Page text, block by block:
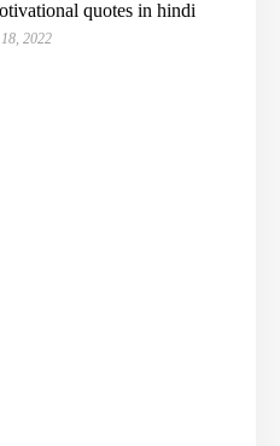
quotes in hindi
2022